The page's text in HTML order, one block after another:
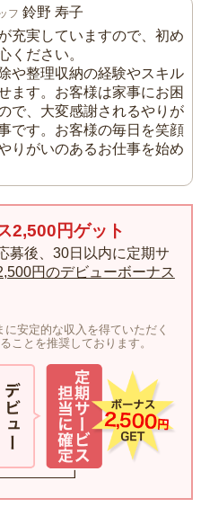
フ 鈴野 寿子
充実していますので、初め
ください。
や整理収納の経験やスキル
ます。お客様は家事にお困
で、大変感謝されるやりが
です。お客様の毎日を笑顔
りがいのあるお仕事を始め
2,500円ゲット
募後、30日以内に定期サ
円のデビューボーナス
安定的な収入を得ていただく
ことを推奨しております。